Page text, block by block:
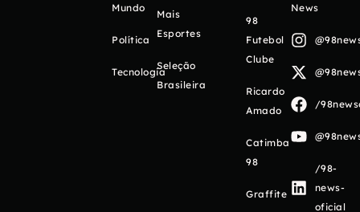
Mundo
Política
Tecnologia
Mais
Esportes
Seleção
Brasileira
98
Futebol
Clube
Ricardo
Amado
Catimba
98
Graffite
News
/
/98-
news-
oficial